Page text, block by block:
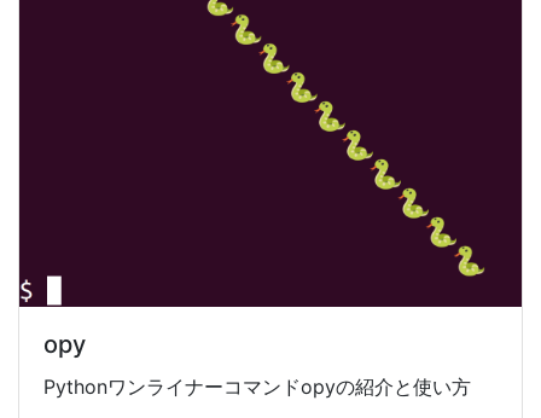
opy
Pythonワンライナーコマンドopyの紹介と使い方